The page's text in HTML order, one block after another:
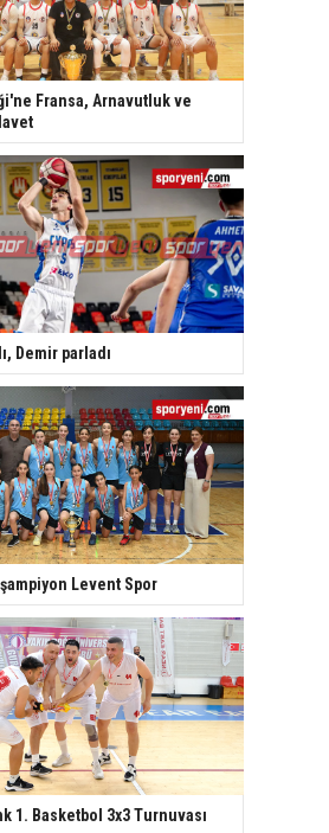
Fransa, Arnavutluk ve
Demir parladı
Levent Spor
1. Basketbol 3x3 Turnuvası